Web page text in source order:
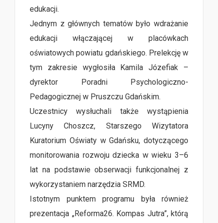
edukacji.
Jednym z głównych tematów było wdrażanie
edukacji włączającej w placówkach
oświatowych powiatu gdańskiego. Prelekcję w
tym zakresie wygłosiła Kamila Józefiak –
dyrektor Poradni Psychologiczno-
Pedagogicznej w Pruszczu Gdańskim.
Uczestnicy wysłuchali także wystąpienia
Lucyny Choszcz, Starszego Wizytatora
Kuratorium Oświaty w Gdańsku, dotyczącego
monitorowania rozwoju dziecka w wieku 3–6
lat na podstawie obserwacji funkcjonalnej z
wykorzystaniem narzędzia SRMD.
Istotnym punktem programu była również
prezentacja „Reforma26. Kompas Jutra”, którą